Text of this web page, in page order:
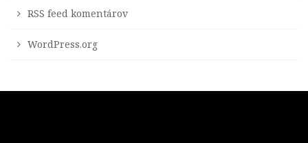
RSS feed komentárov
WordPress.org